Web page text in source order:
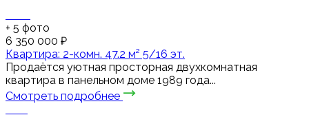
+ 5 фото
6 350 000 ₽
Квартира: 2-комн. 47.2 м² 5/16 эт.
Продаётся уютная просторная двухкомнатная
квартира в панельном доме 1989 года...
Смотреть подробнее